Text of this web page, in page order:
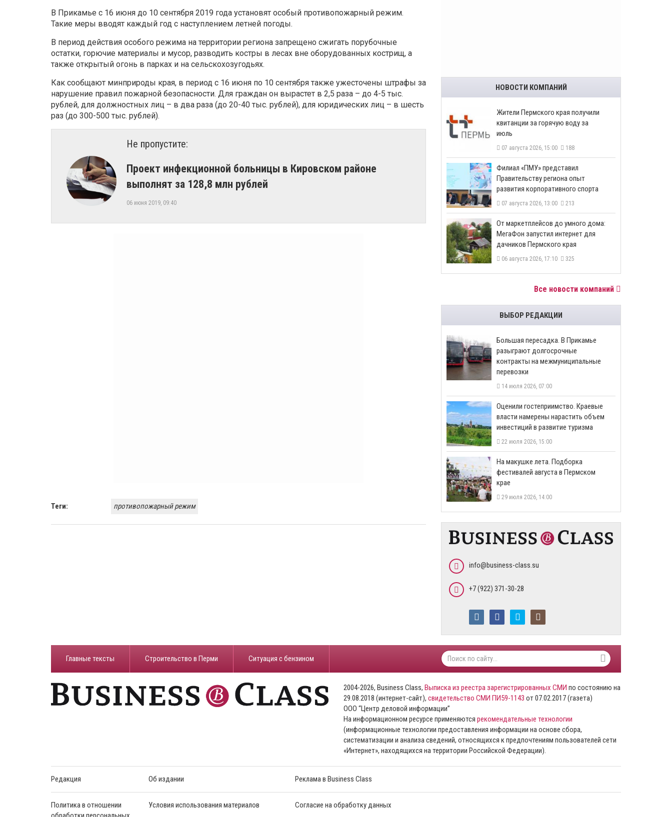
В Прикамье с 16 июня до 10 сентября 2019 года установят особый противопожарный режим.
Такие меры вводят каждый год с наступлением летней погоды.
В период действия особого режима на территории региона запрещено сжигать порубочные
остатки, горючие материалы и мусор, разводить костры в лесах вне оборудованных кострищ, а
также открытый огонь в парках и на сельскохозугодьях.
Как сообщают минприроды края, в период с 16 июня по 10 сентября также ужесточены штрафы за
нарушение правил пожарной безопасности. Для граждан он вырастет в 2,5 раза – до 4-5 тыс.
рублей, для должностных лиц – в два раза (до 20-40 тыс. рублей), для юридических лиц – в шесть
раз (до 300-500 тыс. рублей).
Не пропустите:
​Проект инфекционной больницы в Кировском районе
выполнят за 128,8 млн рублей
06 июня 2019, 09:40
Теги: противопожарный режим
НОВОСТИ КОМПАНИЙ
​Жители Пермского края получили
квитанции за горячую воду за
июль
07 августа 2026, 15:00 188
​Филиал «ПМУ» представил
Правительству региона опыт
развития корпоративного спорта
07 августа 2026, 13:00 213
От маркетплейсов до умного дома:
МегаФон запустил интернет для
дачников Пермского края
06 августа 2026, 17:10 325
Все новости компаний
ВЫБОР РЕДАКЦИИ
Большая пересадка. В Прикамье
разыграют долгосрочные
контракты на межмуниципальные
перевозки
14 июля 2026, 07:00
Оценили гостеприимство. Краевые
власти намерены нарастить объем
инвестиций в развитие туризма
22 июля 2026, 15:00
На макушке лета. Подборка
фестивалей августа в Пермском
крае
29 июля 2026, 14:00
info@business-class.su
+7 (922) 371-30-28
Главные тексты Строительство в Перми ​Ситуация с бензином
2004-2026, Business Class, Выписка из реестра зарегистрированных СМИ по состоянию на
29.08.2018 (интернет-сайт), свидетельство СМИ ПИ59-1143 от 07.02.2017 (газета)
ООО “Центр деловой информации”
На информационном ресурсе применяются рекомендательные технологии
(информационные технологии предоставления информации на основе сбора,
систематизации и анализа сведений, относящихся к предпочтениям пользователей сети
«Интернет», находящихся на территории Российской Федерации).
Редакция Об издании Реклама в Business Class
Политика в отношении
Условия использования материалов Согласие на обработку данных